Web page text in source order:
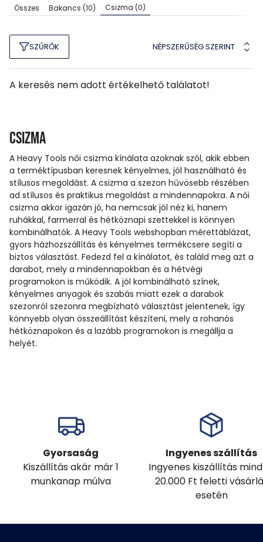
Összes Bakancs (10) Csizma (0)
SZŰRŐK NÉPSZERŰSÉG SZERINT
A keresés nem adott értékelhető találatot!
Csizma
A Heavy Tools női csizma kínálata azoknak szól, akik ebben
a terméktípusban keresnek kényelmes, jól használható és
stílusos megoldást. A csizma a szezon hűvösebb részében
ad stílusos és praktikus megoldást a mindennapokra. A női
csizma akkor igazán jó, ha nemcsak jól néz ki, hanem
ruhákkal, farmerral és hétköznapi szettekkel is könnyen
kombinálhatók. A Heavy Tools webshopban mérettáblázat,
gyors házhozszállítás és kényelmes termékcsere segíti a
biztos választást. Fedezd fel a kínálatot, és találd meg azt a
darabot, mely a mindennapokban és a hétvégi
programokon is működik. A jól kombinálható színek,
kényelmes anyagok és szabás miatt ezek a darabok
szezonról szezonra megbízható választást jelentenek, így
könnyebb olyan összeállítást készíteni, mely a rohanós
hétköznapokon és a lazább programokon is megállja a
helyét.
Gyorsaság
Kiszállítás akár már 1
munkanap múlva
Ingyenes szállítás
Ingyenes kiszállítás
20.000 Ft feletti
esetén